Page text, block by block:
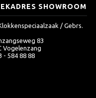
SHOWROOM
/ Gebrs.
83
Vogelenzang
- 584 88 88